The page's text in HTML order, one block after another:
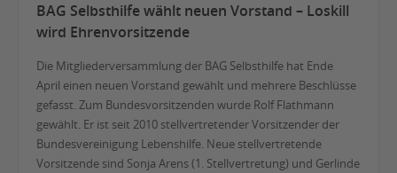
BAG Selbsthilfe wählt neuen Vorstand – Loskill
wird Ehrenvorsitzende
Die Mitgliederversammlung der BAG Selbsthilfe hat Ende
April einen neuen Vorstand gewählt und mehrere Beschlüsse
gefasst. Zum Bundesvorsitzenden wurde Rolf Flathmann
gewählt. Er ist seit 2010 stellvertretender Vorsitzender der
Bundesvereinigung Lebenshilfe. Neue stellvertretende
Vorsitzende sind Sonja Arens (1. Stellvertretung) und Gerlinde